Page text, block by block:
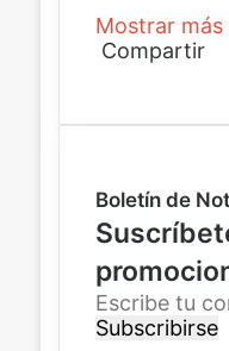
a
c
o
i
n
r
t
h
a
A
o
m
r
r
p
o
r
c
o
Mostrar más
Compartir
c
o
o
k
n
r
e
s
t
a
A
p
p
m
r
t
i
r
p
o
Boletín de
E
s